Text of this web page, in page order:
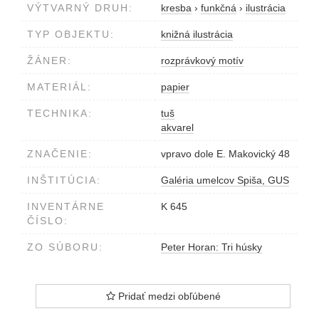
VÝTVARNÝ DRUH: kresba › funkčná › ilustrácia
TYP OBJEKTU: knižná ilustrácia
ŽÁNER: rozprávkový motív
MATERIÁL: papier
TECHNIKA:
tuš
akvarel
ZNAČENIE: vpravo dole E. Makovický 48
INŠTITÚCIA: Galéria umelcov Spiša, GUS
INVENTÁRNE
ČÍSLO:
K 645
ZO SÚBORU: Peter Horan: Tri húsky
Pridať medzi obľúbené